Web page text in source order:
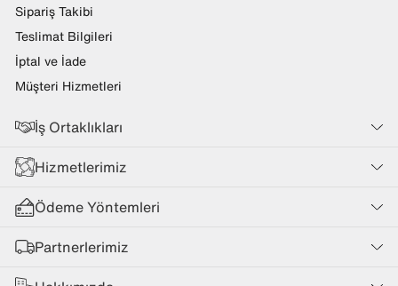
Sipariş Takibi
Teslimat Bilgileri
İptal ve İade
Müşteri Hizmetleri
İş Ortaklıkları
Hizmetlerimiz
Ödeme Yöntemleri
Partnerlerimiz